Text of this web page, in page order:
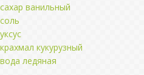
сахар ванильный
соль
уксус
крахмал кукурузный
вода ледяная